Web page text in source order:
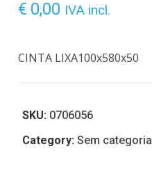
€ 0,00 IVA incl.
CINTA LIXA100x580x50
SKU: 0706056
Category: Sem categoria